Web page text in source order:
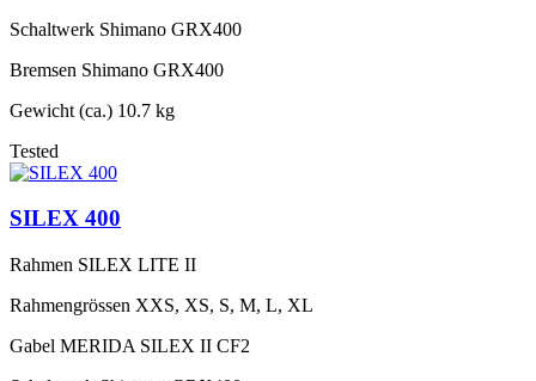
Schaltwerk Shimano GRX400
Bremsen Shimano GRX400
Gewicht (ca.) 10.7 kg
Tested
SILEX 400
Rahmen SILEX LITE II
Rahmengrössen XXS, XS, S, M, L, XL
Gabel MERIDA SILEX II CF2